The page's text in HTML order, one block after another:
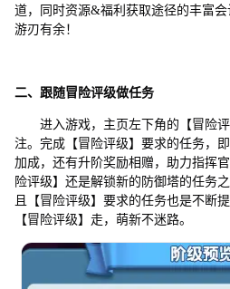
道，同时资源&福利获取途径的丰富
游刃有余！
二、跟随冒险评级做任务
进入游戏，主页左下角的【冒险评
注。完成【冒险评级】要求的任务，
加成，还有升阶奖励相赠，助力指挥
险评级】还是解锁新的防御塔的任务
且【冒险评级】要求的任务也是不
【冒险评级】走，萌新不迷路。